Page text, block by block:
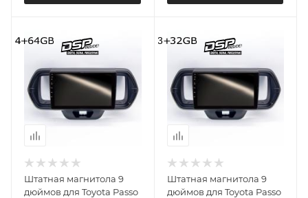
Штатная магнитола 9
дюймов для Toyota Passo
Штатная магнитола 9
дюймов для Toyota Passo